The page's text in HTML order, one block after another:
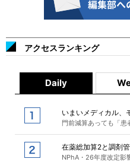
アクセスランキング
Daily
いまいメディカル、
門前減算あっても「患
在薬総加算2と調剤
NPhA・26年度改定影